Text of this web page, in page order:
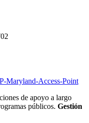
Maryland-Access-Point
de apoyo a largo
públicos. Gestión